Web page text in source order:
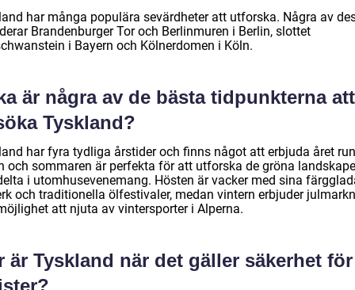
har många populära sevärdheter att utforska. Några av
Brandenburger Tor och Berlinmuren i Berlin, slottet
i Bayern och Kölnerdomen i Köln.
är några av de bästa tidpunkterna att
Tyskland?
har fyra tydliga årstider och finns något att erbjuda året
och sommaren är perfekta för att utforska de gröna
i utomhusevenemang. Hösten är vacker med sina
och traditionella ölfestivaler, medan vintern erbjuder
att njuta av vintersporter i Alperna.
är Tyskland när det gäller säkerhet för